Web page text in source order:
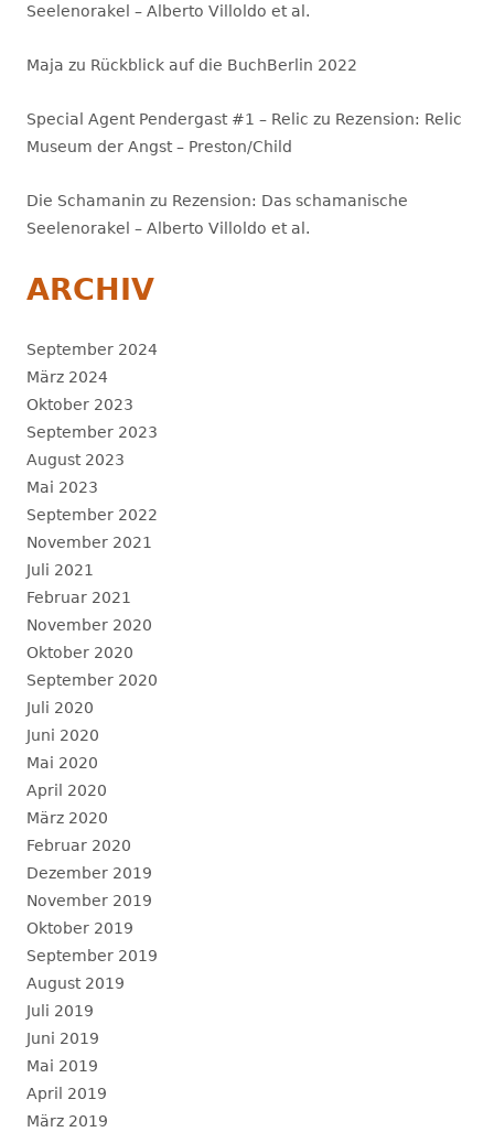
Seelenorakel – Alberto Villoldo et al.
Maja zu Rückblick auf die BuchBerlin 2022
Special Agent Pendergast #1 – Relic zu Rezension: Relic
Museum der Angst – Preston/Child
Die Schamanin zu Rezension: Das schamanische
Seelenorakel – Alberto Villoldo et al.
ARCHIV
September 2024
März 2024
Oktober 2023
September 2023
August 2023
Mai 2023
September 2022
November 2021
Juli 2021
Februar 2021
November 2020
Oktober 2020
September 2020
Juli 2020
Juni 2020
Mai 2020
April 2020
März 2020
Februar 2020
Dezember 2019
November 2019
Oktober 2019
September 2019
August 2019
Juli 2019
Juni 2019
Mai 2019
April 2019
März 2019